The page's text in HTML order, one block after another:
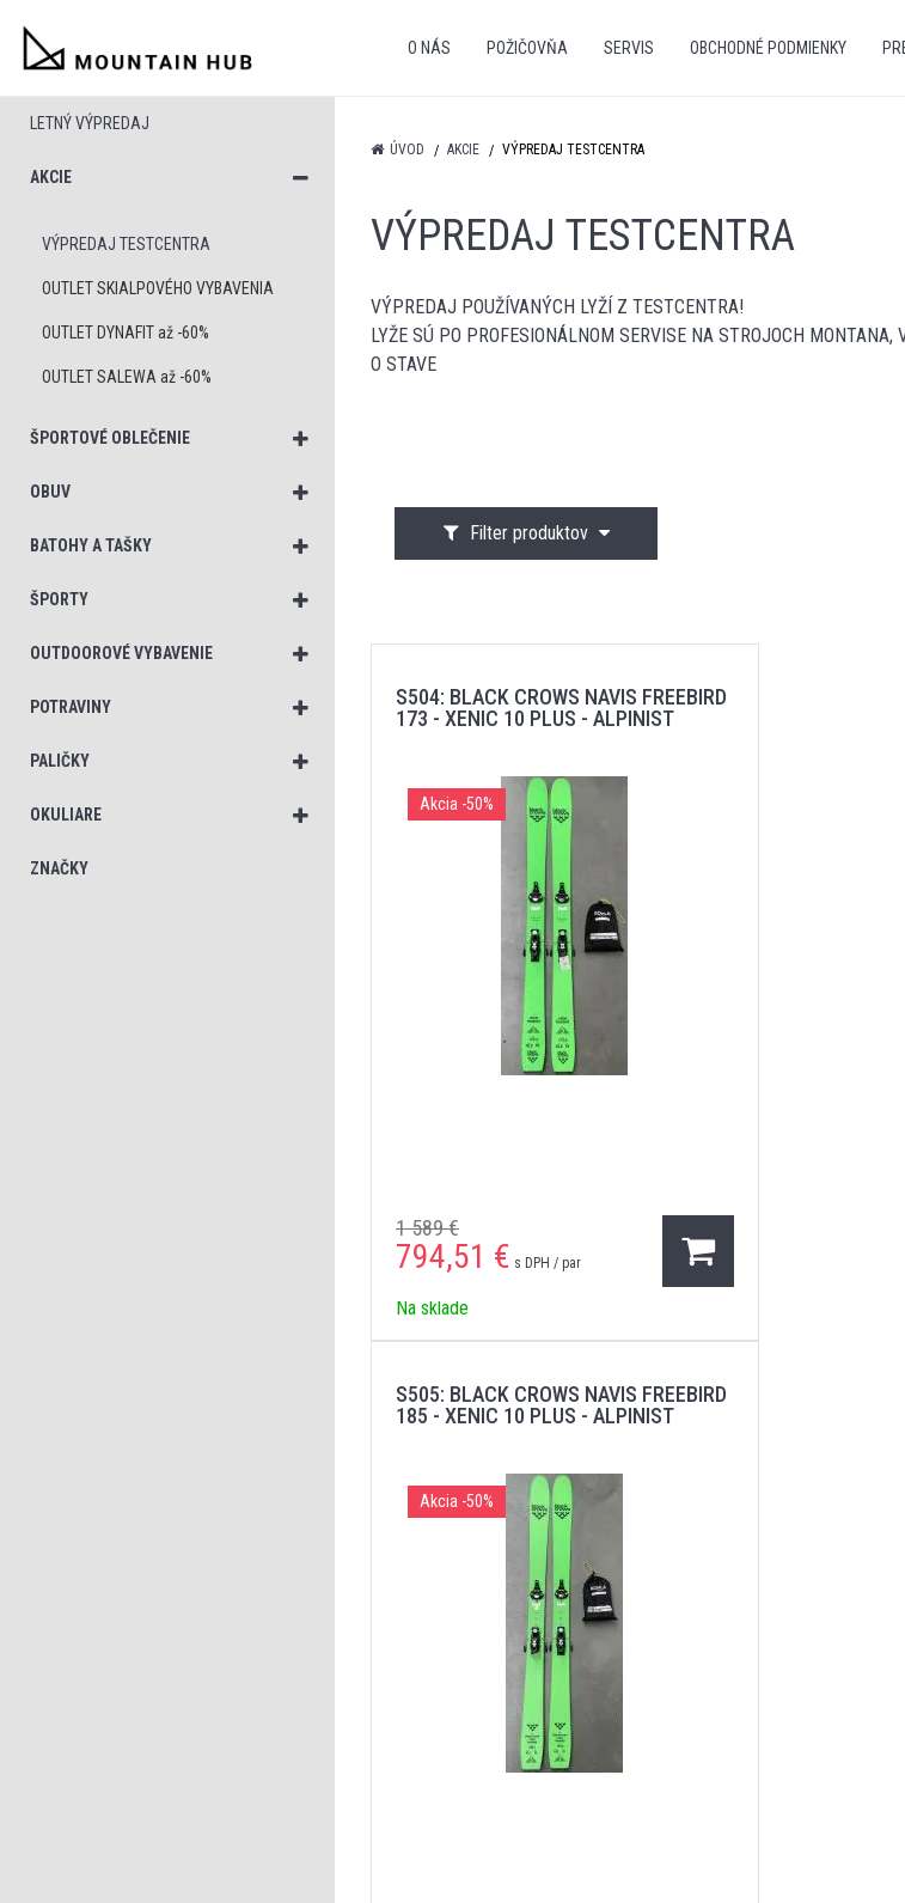
O NÁS POŽIČOVŇA SERVIS OBCHODNÉ PODMIENKY
LETNÝ VÝPREDAJ
AKCIE
VÝPREDAJ TESTCENTRA
OUTLET SKIALPOVÉHO VYBAVENIA
OUTLET DYNAFIT až -60%
OUTLET SALEWA až -60%
ŠPORTOVÉ OBLEČENIE
OBUV
BATOHY A TAŠKY
ŠPORTY
OUTDOOROVÉ VYBAVENIE
POTRAVINY
PALIČKY
OKULIARE
ZNAČKY
ÚVOD AKCIE VÝPREDAJ TESTCENTRA
VÝPREDAJ TESTCENTRA
VÝPREDAJ POUŽÍVANÝCH LYŽÍ Z TESTCENTRA!
LYŽE SÚ PO PROFESIONÁLNOM SERVISE NA STROJOCH
O STAVE
Filter produktov
S504: BLACK CROWS NAVIS FREEBIRD
173 - XENIC 10 PLUS - ALPINIST
Akcia -50%
1 589 €
794,51 € s DPH / par
Na sklade
S505: BLACK CROWS NAVIS FREEBIRD
185 - XENIC 10 PLUS - ALPINIST
Akcia -50%